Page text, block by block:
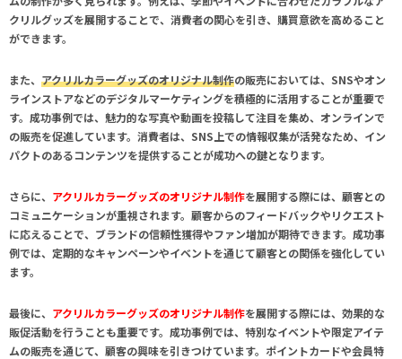
クリルグッズを展開することで、消費者の関心を引き、購買意欲を高めること
ができます。
また、 アクリルカラーグッズのオリジナル制作の販売においては、SNSやオン
ラインストアなどのデジタルマーケティングを積極的に活用することが重要で
す。成功事例では、魅力的な写真や動画を投稿して注目を集め、オンラインで
の販売を促進しています。消費者は、SNS上での情報収集が活発なため、イン
パクトのあるコンテンツを提供することが成功への鍵となります。
さらに、 アクリルカラーグッズのオリジナル制作を展開する際には、顧客との
コミュニケーションが重視されます。顧客からのフィードバックやリクエスト
に応えることで、ブランドの信頼性獲得やファン増加が期待できます。成功事
例では、定期的なキャンペーンやイベントを通じて顧客との関係を強化してい
ます。
最後に、 アクリルカラーグッズのオリジナル制作を展開する際には、効果的な
販促活動を行うことも重要です。成功事例では、特別なイベントや限定アイテ
ムの販売を通じて、顧客の興味を引きつけています。ポイントカードや会員特